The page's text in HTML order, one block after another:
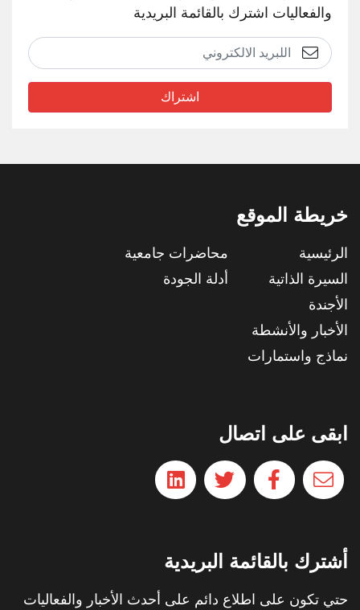
والفعاليات اشترك بالقائمة البريدية
اشتراك
خريطة الموقع
الرئيسية
السيرة الذاتية
الأجندة
الأخبار والأنشطة
نماذج واستمارات
محاضرات جامعية
أدلة الجودة
ابقى على اتصال
أشترك بالقائمة البريدية
حتي تكون على اطلاع دائم على أحدث الأخبار والفعاليات